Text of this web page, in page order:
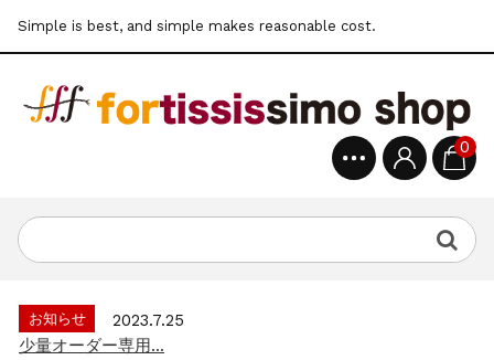
Simple is best, and simple makes reasonable cost.
0
2022.6.6
公式通販サイトオープン...
お知らせ
2025.8.28
お知らせ
2023.7.25
少量オーダー専用...